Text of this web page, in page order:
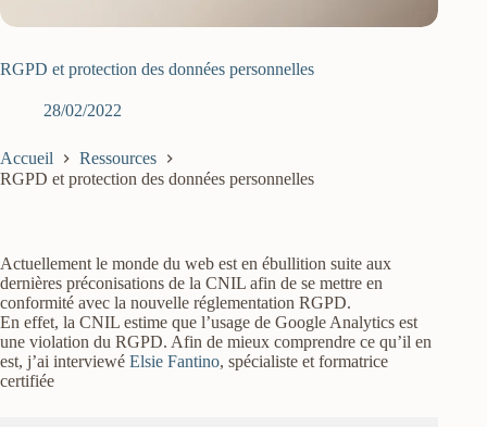
RGPD et protection des données personnelles
28/02/2022
Accueil
Ressources
RGPD et protection des données personnelles
Actuellement le monde du web est en ébullition suite aux
dernières préconisations de la CNIL afin de se mettre en
conformité avec la nouvelle réglementation RGPD.
En effet, la CNIL estime que l’usage de Google Analytics est
une violation du RGPD. Afin de mieux comprendre ce qu’il en
est, j’ai interviewé Elsie Fantino, spécialiste et formatrice
certifiée